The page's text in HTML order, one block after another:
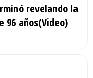
revelando la
96 años(Video)